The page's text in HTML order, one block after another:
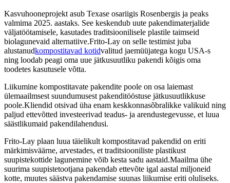
Kasvuhooneprojekt asub Texase osariigis Rosenbergis ja peaks
valmima 2025. aastaks. See keskendub uute pakendimaterjalide
väljatöötamisele, kasutades traditsioonilisele plastile taimseid
biolagunevaid alternatiive.Frito-Lay on selle testimist juba
alustanudkompostitavad kotidvalitud jaemüüjatega kogu USA-s
ning loodab peagi oma uue jätkusuutliku pakendi kõigis oma
toodetes kasutusele võtta.
Liikumine kompostitavate pakendite poole on osa laiemast
ülemaailmsest suundumusest pakenditööstuse jätkusuutlikkuse
poole.Kliendid otsivad üha enam keskkonnasõbralikke valikuid ning
paljud ettevõtted investeerivad teadus- ja arendustegevusse, et luua
säästlikumaid pakendilahendusi.
Frito-Lay plaan luua täielikult kompostitavad pakendid on eriti
märkimisväärne, arvestades, et traditsiooniliste plastikust
suupistekottide lagunemine võib kesta sadu aastaid.Maailma ühe
suurima suupistetootjana pakendab ettevõte igal aastal miljoneid
kotte, muutes säästva pakendamise suunas liikumise eriti oluliseks.